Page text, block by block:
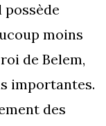
possède
moins
de Belem,
importantes.
des